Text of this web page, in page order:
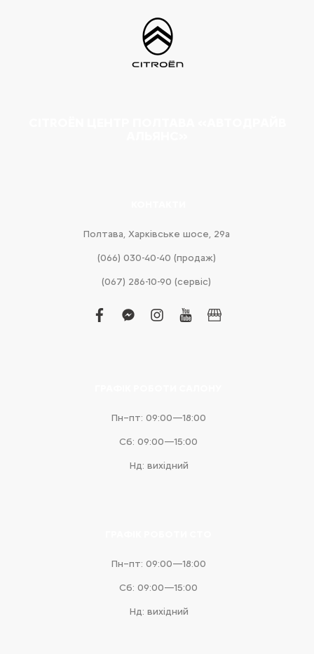
Полтава, Харківське шосе, 29а
(066) 030-40-40 (продаж)
(067) 286-10-90 (сервіс)
facebook
facebook-
instagram
youtubebusiness
Пн–пт: 09:00—18:00
Сб: 09:00—15:00
Нд: вихідний
Пн–пт: 09:00—18:00
Сб: 09:00—15:00
Нд: вихідний